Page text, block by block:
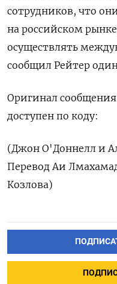
сотрудников, что
на российском
осуществлять
сообщил Рейтер
Оригинал
доступен по коду:
(Джон О'Доннелл и
Перевод Аи
Козлова)